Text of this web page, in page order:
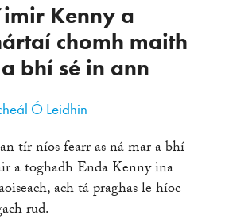
Kenny a
chomh maith
bhí sé in ann
Ó Leidhin
tír níos fearr as ná mar a bhí
a toghadh Enda Kenny ina
ach tá praghas le híoc
rud.